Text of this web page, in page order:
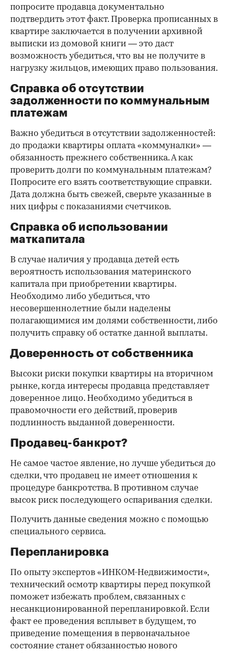
попросите продавца документально
подтвердить этот факт. Проверка прописанных в
квартире заключается в получении архивной
выписки из домовой книги — это даст
возможность убедиться, что вы не получите в
нагрузку жильцов, имеющих право пользования.
Справка об отсутствии
задолженности по коммунальным
платежам
Важно убедиться в отсутствии задолженностей:
до продажи квартиры оплата «коммуналки» —
обязанность прежнего собственника. А как
проверить долги по коммунальным платежам?
Попросите его взять соответствующие справки.
Дата должна быть свежей, сверьте указанные в
них цифры с показаниями счетчиков.
Справка об использовании
маткапитала
В случае наличия у продавца детей есть
вероятность использования материнского
капитала при приобретении квартиры.
Необходимо либо убедиться, что
несовершеннолетние были наделены
полагающимися им долями собственности, либо
получить справку об остатке данной выплаты.
Доверенность от собственника
Высоки риски покупки квартиры на вторичном
рынке, когда интересы продавца представляет
доверенное лицо. Необходимо убедиться в
правомочности его действий, проверив
подлинность выданной доверенности.
Продавец-банкрот?
Не самое частое явление, но лучше убедиться до
сделки, что продавец не имеет отношения к
процедуре банкротства. В противном случае
высок риск последующего оспаривания сделки.
Получить данные сведения можно с помощью
специального сервиса.
Перепланировка
По опыту экспертов «ИНКОМ-Недвижимости»,
технический осмотр квартиры перед покупкой
поможет избежать проблем, связанных с
несанкционированной перепланировкой. Если
факт ее проведения всплывет в будущем, то
приведение помещения в первоначальное
состояние станет обязанностью нового